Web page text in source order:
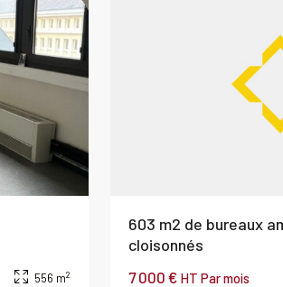
556 m2
Louer Bureau
603 m2 de bureaux
cloisonnés
7 000 € HT Par mois